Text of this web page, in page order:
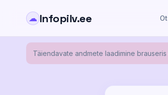
☁ Infopilv.ee
Täiendavate andmete laadimine